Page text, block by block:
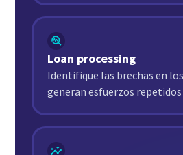
Loan processing
Identifique las brechas en
generan esfuerzos repetidos